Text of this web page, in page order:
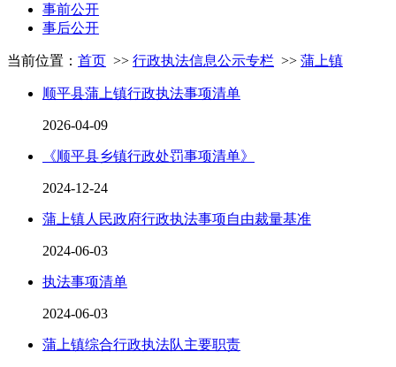
事前公开
事后公开
当前位置： 首页 >> 行政执法信息公示专栏 >> 蒲上镇
顺平县蒲上镇行政执法事项清单
2026-04-09
《顺平县乡镇行政处罚事项清单》
2024-12-24
蒲上镇人民政府行政执法事项自由裁量基准
2024-06-03
执法事项清单
2024-06-03
蒲上镇综合行政执法队主要职责